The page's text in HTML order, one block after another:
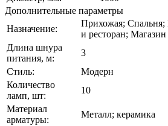
Дополнительные параметры
Назначение:
Прихожая; Спальня;
и ресторан; Магазин
Длина шнура
питания, м:
3
Стиль:
Модерн
Количество
ламп, шт:
10
Материал
арматуры:
Металл; керамика